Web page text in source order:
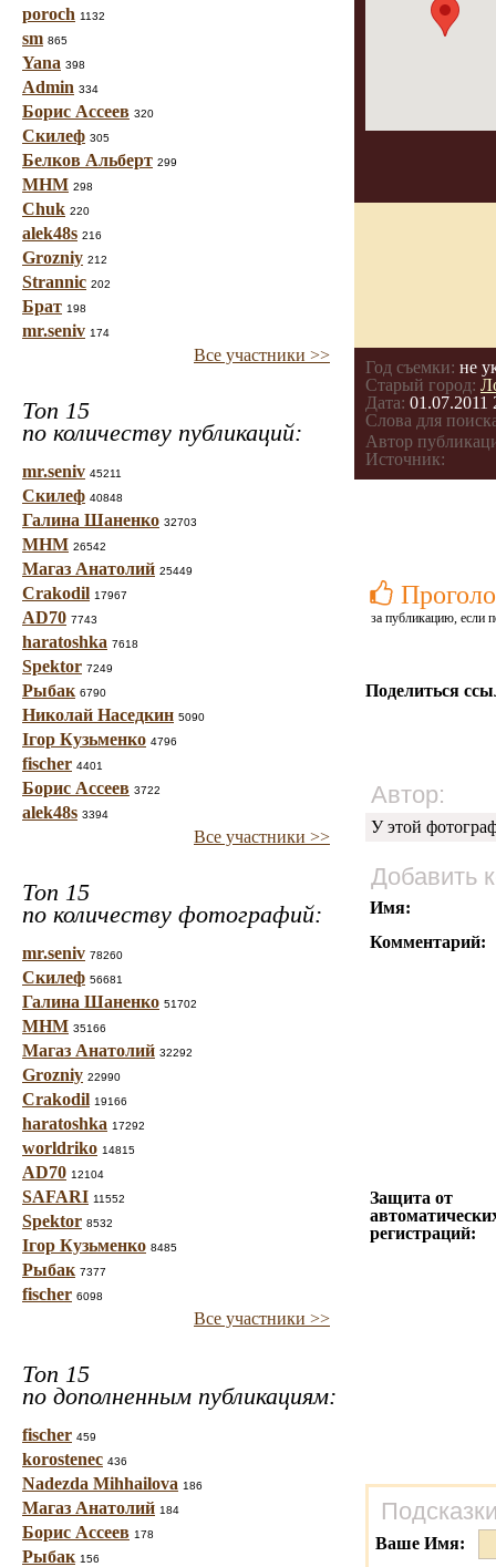
poroch 1132
sm 865
Yana 398
Admin 334
Борис Ассеев 320
Скилеф 305
Белков Альберт 299
МНМ 298
Chuk 220
alek48s 216
Grozniy 212
Strannic 202
Брат 198
mr.seniv 174
Все участники >>
Топ 15
по количеству публикаций:
mr.seniv 45211
Скилеф 40848
Галина Шаненко 32703
МНМ 26542
Магаз Анатолий 25449
Crakodil 17967
AD70 7743
haratoshka 7618
Spektor 7249
Рыбак 6790
Николай Наседкин 5090
Ігор Кузьменко 4796
fischer 4401
Борис Ассеев 3722
alek48s 3394
Все участники >>
Топ 15
по количеству фотографий:
mr.seniv 78260
Скилеф 56681
Галина Шаненко 51702
МНМ 35166
Магаз Анатолий 32292
Grozniy 22990
Crakodil 19166
haratoshka 17292
worldriko 14815
AD70 12104
SAFARI 11552
Spektor 8532
Ігор Кузьменко 8485
Рыбак 7377
fischer 6098
Все участники >>
Топ 15
по дополненным публикациям:
fischer 459
korostenec 436
Nadezda Mihhailova 186
Магаз Анатолий 184
Борис Ассеев 178
Рыбак 156
Год съемки: не
Старый город:
Дата: 01.07.2011
Слова для
Автор
Источник:
за публикацию, если
Поделиться
Автор:
У этой
Добавить
Имя:
Комментарий:
Защита от
регистраций:
Ваше Имя: